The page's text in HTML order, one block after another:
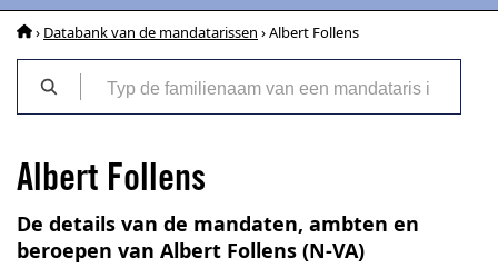
› Databank van de mandatarissen › Albert Follens
Albert Follens
De details van de mandaten, ambten en
beroepen van Albert Follens (N-VA)